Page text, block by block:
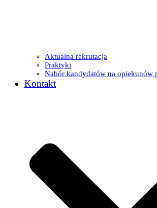
Aktualna rekrutacja
Praktyki
Nabór kandydatów na opiekunów
Kontakt